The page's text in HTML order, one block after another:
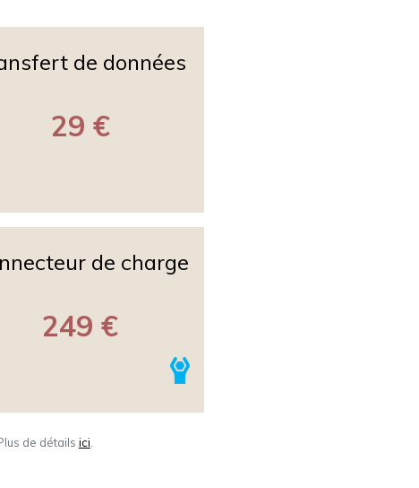
de données
29 €
de charge
249 €
de détails ici